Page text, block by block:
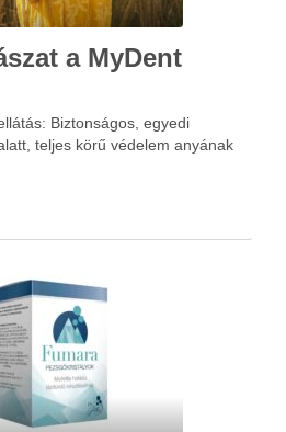
a MyDent
Biztonságos, egyedi
teljes körű védelem anyának